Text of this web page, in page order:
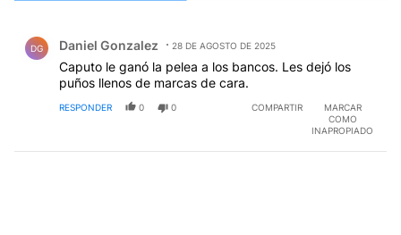
DG Daniel Gonzalez 28 DE AGOSTO DE 2025
Caputo le ganó la pelea a los bancos. Les dejó los
puños llenos de marcas de cara.
RESPONDER 0 0 COMPARTIR
MARCAR
COMO
INAPROPIADO